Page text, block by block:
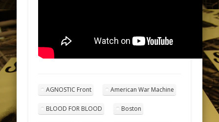
AGNOSTIC Front American War Machine
BLOOD FOR BLOOD Boston